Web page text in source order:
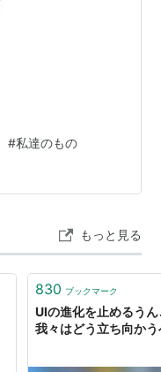
#私達のもの
もっと見る
830 ブックマーク
UIの進化を止めるう
我々はどう立ち向か